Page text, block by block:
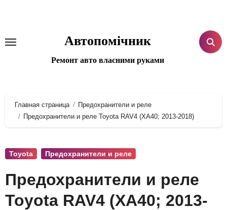
Автопомічник
Ремонт авто власними руками
Главная страница
Предохранители и реле
Предохранители и реле Toyota RAV4 (XA40; 2013-2018)
Toyota Предохранители и реле
Предохранители и реле
Toyota RAV4 (XA40; 2013-